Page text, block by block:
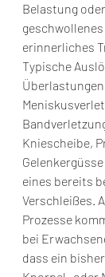
Belastung
erinnerliches
Typische
Kniescheibe,
eines bereits
Verschleißes.
Prozesse
bei
dass ein